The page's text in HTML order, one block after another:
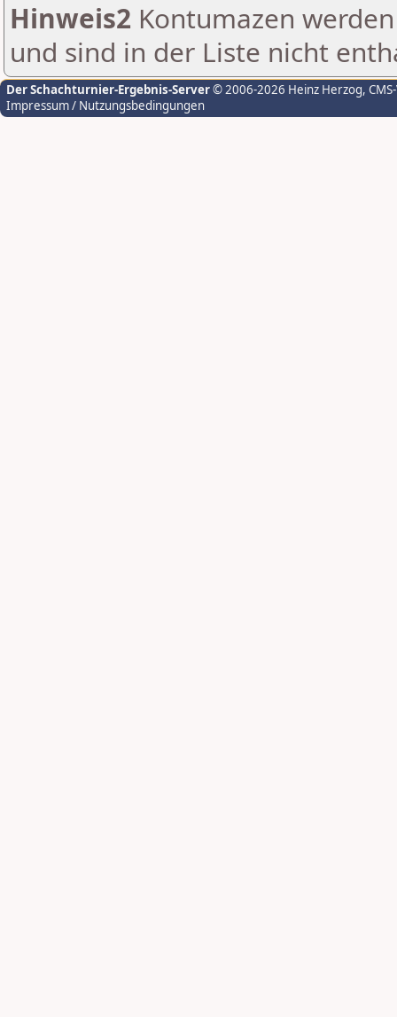
Hinweis2 Kontumazen
und sind in der Liste nicht
Der Schachturnier-Ergebnis-Server© 2006-2026 Heinz Herzog,
Impressum / Nutzungsbedingungen